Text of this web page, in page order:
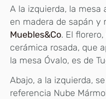
A la izquierda, la mesa
en madera de sapán y
Muebles&Co. El
cerámica rosada, que
la mesa Óvalo, es de
Abajo, a la izquierda,
referencia Nube